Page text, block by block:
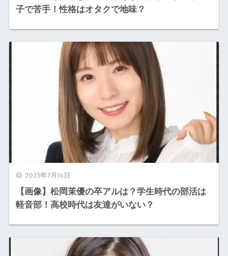
子で苦手！性格はオタクで地味？
2023年7月16日
【画像】松岡茉優の卒アルは？学生時代の部活は
軽音部！高校時代は友達がいない？